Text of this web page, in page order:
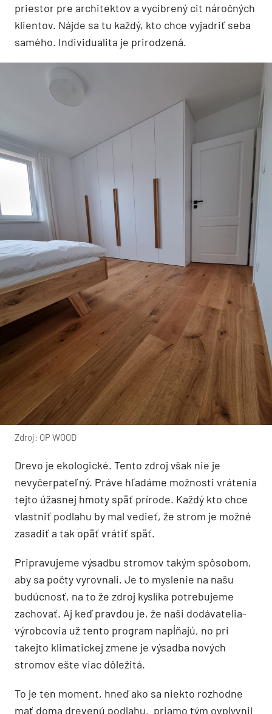
priestor pre architektov a vycibrený cit náročných
klientov. Nájde sa tu každý, kto chce vyjadriť seba
samého. Individualita je prirodzená.
Zdroj: OP WOOD
Drevo je ekologické. Tento zdroj však nie je
nevyčerpateľný. Práve hľadáme možnosti vrátenia
tejto úžasnej hmoty späť prírode. Každý kto chce
vlastniť podlahu by mal vedieť, že strom je možné
zasadiť a tak opäť vrátiť späť.
Pripravujeme výsadbu stromov takým spôsobom,
aby sa počty vyrovnali. Je to myslenie na našu
budúcnosť, na to že zdroj kyslíka potrebujeme
zachovať. Aj keď pravdou je, že naši dodávatelia-
výrobcovia už tento program napĺňajú, no pri
takejto klimatickej zmene je výsadba nových
stromov ešte viac dôležitá.
To je ten moment, hneď ako sa niekto rozhodne
mať doma drevenú podlahu, priamo tým ovplyvnil